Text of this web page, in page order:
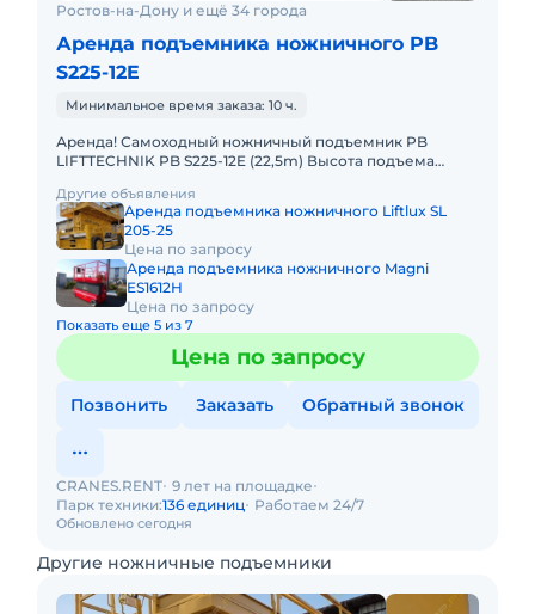
Ростов-на-Дону и ещё 34 города
Аренда подъемника ножничного PB
S225-12E
Минимальное время заказа: 10 ч.
Аренда! Самоходный ножничный подъемник PB
LIFTTECHNIK PB S225-12E (22,5m) Высота подъема
ширина 1,22 x длина 4m
Другие объявления
Аренда подъемника ножничного Liftlux SL
205-25
Цена по запросу
Аренда подъемника ножничного Magni
ES1612H
Цена по запросу
Показать еще 5 из 7
Цена по запросу
Позвонить Заказать Обратный звонок
Обновлено сегодня
CRANES.RENT 9 лет на площадке
Парк техники:136 единиц Работаем 24/7
Другие ножничные подъемники